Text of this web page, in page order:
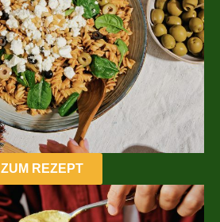
ZUM REZEPT